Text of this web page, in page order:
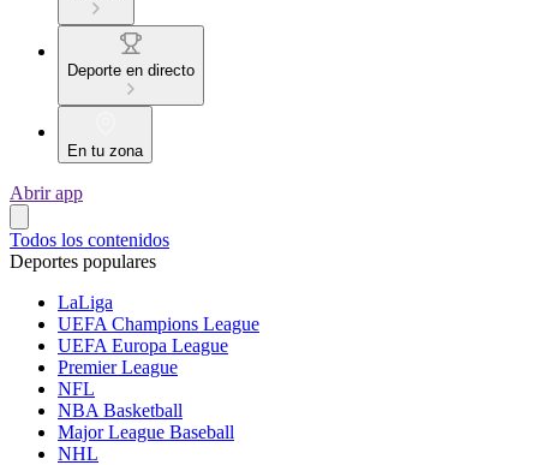
Deporte en directo
En tu zona
Abrir app
Todos los contenidos
Deportes populares
LaLiga
UEFA Champions League
UEFA Europa League
Premier League
NFL
NBA Basketball
Major League Baseball
NHL